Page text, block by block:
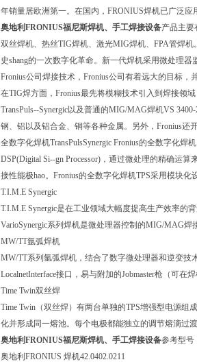
年销量居欧洲第一。在国内， FRONIUS焊机已广泛应
奥地利FRONIUS福尼斯焊机、手工焊接设备产品主要
双丝焊机、热丝TIG焊机、激光MIG焊机、 FPA管焊机
史shang的一次数字化革命。新一代焊机采用微处理
Fronius公司焊接技术， Fronius公司有着远大的目标，
在TIG焊方面， Fronius最先将模糊技术引入到焊接领
TransPuls--Synergic以及普通的MIG/MAG焊机VS 3400-
钢、铝以及铝合金、铜等各种金属。另外， Fronius还
全数字化焊机TransPulsSynergic Fronius的全数字化焊机
DSP(Digital Si--gn Processor) ，通过微处理的精确运算
接性能极hao。 Fronius的全数字化焊机TPS采用模块化
T.I.M.E Synergic
T.I.M.E Synergic是在工业领域大幅度提高生产效率的
VarioSynergic系列焊机是微处理器控制的MIG/MAG焊
MW/TT氩弧焊机
MW/TT系列氩弧焊机，结合了数字微处理器和逆变技
LocalnetInterface接口，易与附加的Jobmaster枪（可在
Time Twin双丝焊
Time Twin （双丝焊）有两台单独的TPS增强型电源组
化并形成同一熔池。每个电极都能独立的调节熔滴过
奥地利FRONIUS福尼斯焊机、手工焊接设备参考型号
奥地利 FRONIUS 焊机42.0402.0211